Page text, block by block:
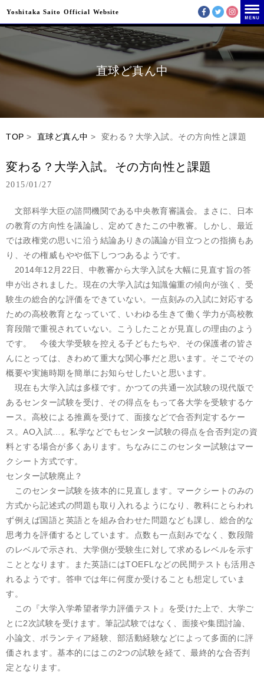
Yoshitaka Saito Official Website
直球ど真ん中
TOP > 直球ど真ん中 > 変わる？大学入試。その方向性と課題
変わる？大学入試。その方向性と課題
2015/01/27
文部科学大臣の諮問機関である中央教育審議会。まさに、日本
の教育の方向性を議論し、定めてきたこの中教審。しかし、最近
では政権党の思いに沿う結論ありきの議論が目立つとの指摘もあ
り、その権威もやや低下しつつあるようです。
2014年12月22日、中教審から大学入試を大幅に見直す旨の答
申が出されました。現在の大学入試は知識偏重の傾向が強く、受
験生の総合的な評価をできていない。一点刻みの入試に対応する
ための高校教育となっていて、いわゆる生きて働く学力が高校教
育段階で重視されていない。こうしたことが見直しの理由のよう
です。 今後大学受験を控える子どもたちや、その保護者の皆さ
んにとっては、きわめて重大な関心事だと思います。そこでその
概要や実施時期を簡単にお知らせしたいと思います。
現在も大学入試は多様です。かつての共通一次試験の現代版で
あるセンター試験を受け、その得点をもって各大学を受験するケ
ース。高校による推薦を受けて、面接などで合否判定するケー
ス。AO入試…。私学などでもセンター試験の得点を合否判定の資
料とする場合が多くあります。ちなみにこのセンター試験はマー
クシート方式です。
センター試験廃止？
このセンター試験を抜本的に見直します。マークシートのみの
方式から記述式の問題も取り入れるようになり、教科にとらわれ
ず例えば国語と英語とを組み合わせた問題なども課し、総合的な
思考力を評価するとしています。点数も一点刻みでなく、数段階
のレベルで示され、大学側が受験生に対して求めるレベルを示す
こととなります。また英語にはTOEFLなどの民間テストも活用さ
れるようです。答申では年に何度か受けることも想定していま
す。
この『大学入学希望者学力評価テスト』を受けた上で、大学ご
とに2次試験を受けます。筆記試験ではなく、面接や集団討論、
小論文、ボランティア経験、部活動経験などによって多面的に評
価されます。基本的にはこの2つの試験を経て、最終的な合否判
定となります。